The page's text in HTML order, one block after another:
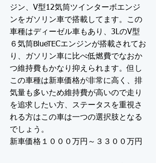
ジン、V型12気筒ツインターボエンジ
ンをガソリン車で搭載してます。この
車種はディーゼル車もあり、3LのV型
６気筒BlueTECエンジンが搭載されてお
り、ガソリン車に比べ低燃費でなおか
つ維持費もかなり抑えられます。但し
この車種は新車価格が非常に高く、排
気量も多いため維持費が高いので走り
を追求したい方、ステータスを重視さ
れる方はこの車は一つの選択肢となる
でしょう。
新車価格１０００万円～３３００万円